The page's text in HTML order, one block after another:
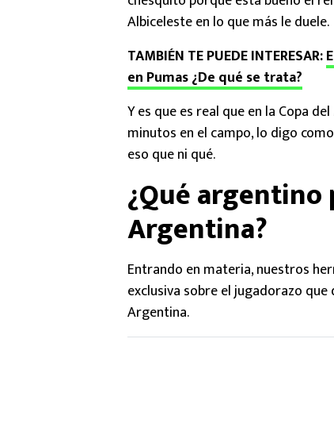
Albiceleste en lo que más le duele.
TAMBIÉN TE PUEDE INTERESAR:
en Pumas ¿De qué se trata?
Y es que es real que en la Copa
minutos en el campo, lo digo
eso que ni qué.
¿Qué
Argentina?
Entrando en materia, nuestros
exclusiva sobre el jugadorazo
Argentina.